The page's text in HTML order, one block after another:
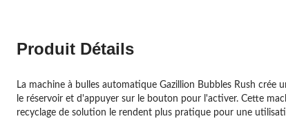
Produit Détails
La machine à bulles automatique Gazillion Bubbles Rush
le réservoir et d'appuyer sur le bouton pour l'activer. Cette
recyclage de solution le rendent plus pratique pour une